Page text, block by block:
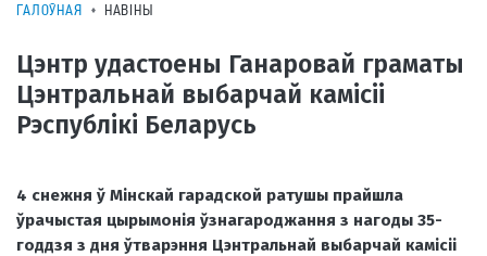
ГАЛОЎНАЯ НАВІНЫ
Цэнтр удастоены Ганаровай граматы
Цэнтральнай выбарчай камісіі
Рэспублікі Беларусь
4 снежня ў Мінскай гарадской ратушы прайшла
ўрачыстая цырымонія ўзнагароджання з нагоды 35-
годдзя з дня ўтварэння Цэнтральнай выбарчай камісіі